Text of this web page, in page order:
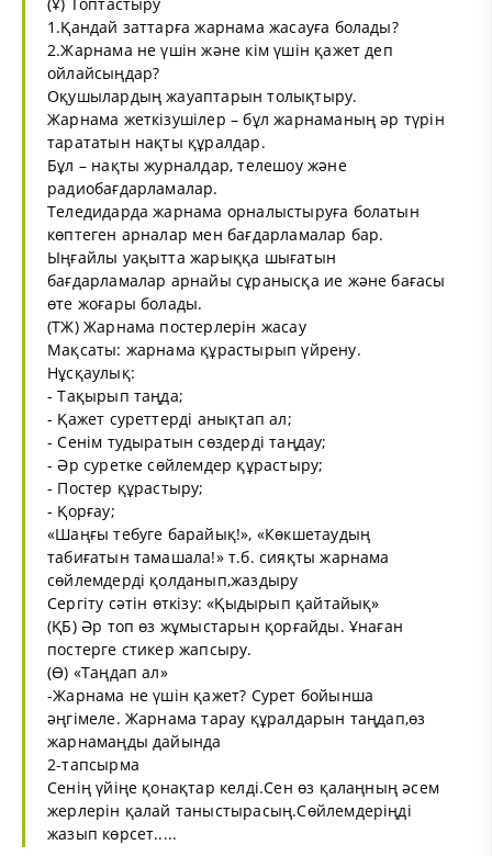
1.Қандай заттарға жарнама жасауға болады?
2.Жарнама не үшін және кім үшін қажет деп
ойлайсыңдар?
Оқушылардың жауаптарын толықтыру.
Жарнама жеткізушілер – бұл жарнаманың әр түрін
тарататын нақты құралдар.
Бұл – нақты журналдар, телешоу және
радиобағдарламалар.
Теледидарда жарнама орналыстыруға болатын
көптеген арналар мен бағдарламалар бар.
Ыңғайлы уақытта жарыққа шығатын
бағдарламалар арнайы сұранысқа ие және бағасы
өте жоғары болады.
(ТЖ) Жарнама постерлерін жасау
Мақсаты: жарнама құрастырып үйрену.
Нұсқаулық:
- Тақырып таңда;
- Қажет суреттерді анықтап ал;
- Сенім тудыратын сөздерді таңдау;
- Әр суретке сөйлемдер құрастыру;
- Постер құрастыру;
- Қорғау;
«Шаңғы тебуге барайық!», «Көкшетаудың
табиғатын тамашала!» т.б. сияқты жарнама
сөйлемдерді қолданып,жаздыру
Сергіту сәтін өткізу: «Қыдырып қайтайық»
(ҚБ) Әр топ өз жұмыстарын қорғайды. Ұнаған
постерге стикер жапсыру.
(Ө) «Таңдап ал»
-Жарнама не үшін қажет? Сурет бойынша
әңгімеле. Жарнама тарау құралдарын таңдап,өз
жарнамаңды дайында
2-тапсырма
Сенің үйіңе қонақтар келді.Сен өз қалаңның әсем
жерлерін қалай таныстырасың.Сөйлемдеріңді
жазып көрсет.....